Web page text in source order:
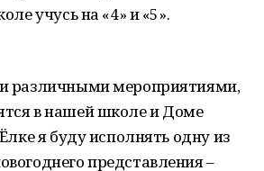
учусь на «4» и «5».
различными мероприятиями,
в нашей школе и Доме
я буду исполнять одну из
представления –